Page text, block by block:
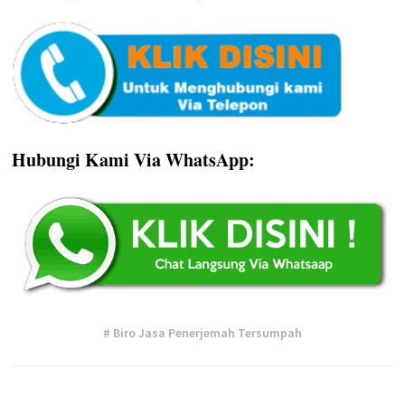
Hubungi Kami Via WhatsApp:
# Biro Jasa Penerjemah Tersumpah